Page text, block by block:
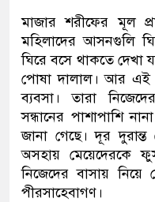
মাজার শরীফের মূল
মহিলাদের আসনগুলি
ঘিরে বসে থাকতে
পোষা দালাল। আর এই
ব্যবসা। তারা
সন্ধানের পাশাপাশি
জানা গেছে। দূর
অসহায় মেয়েদেরকে
নিজেদের বাসায়
পীরসাহেবাগণ।